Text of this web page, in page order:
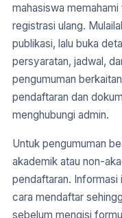
mahasiswa
registrasi ulang.
publikasi, lalu buka
persyaratan, jadwal,
pengumuman
pendaftaran dan
menghubungi admin.
Untuk pengumuman
akademik atau non-
pendaftaran. Informasi
cara mendaftar
sebelum mengisi